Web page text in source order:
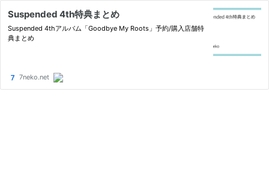
Suspended 4th特典まとめ
Suspended 4thアルバム「Goodbye My Roots」予約/購入店舗特
典まとめ
7neko.net